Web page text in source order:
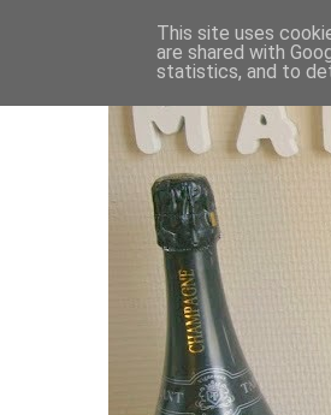
This site uses
are shared with
statistics, and to